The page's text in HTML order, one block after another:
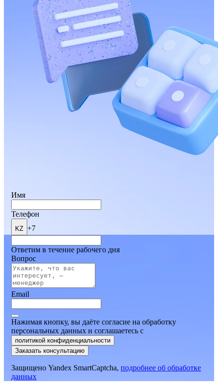
Имя
Телефон
KZ +7
Ответим в течение рабочего дня
Вопрос
Email
Нажимая кнопку, вы даёте согласие на обработку
персональных данных и соглашаетесь c
политикой конфиденциальности
Заказать консультацию
Защищено Yandex SmartCaptcha, подробнее об обработке
данных